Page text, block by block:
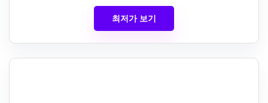
최저가 보기